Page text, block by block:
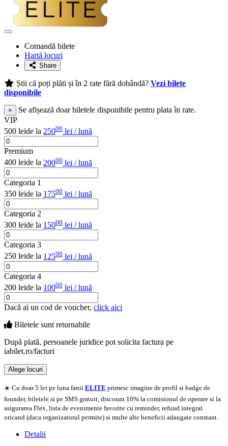
Adaugă
favoriteComandă bilete
Hartă locuri
Share
Știi că poți plăti și în 2 rate fără dobândă? Vezi bilete
disponibile
×
Se afișează doar biletele disponibile pentru plata în rate.
VIP
500 leide la 25000 lei / lună
Premium
400 leide la 20000 lei / lună
Categoria 1
350 leide la 17500 lei / lună
Categoria 2
300 leide la 15000 lei / lună
Categoria 3
250 leide la 12500 lei / lună
Categoria 4
200 leide la 10000 lei / lună
Dacă ai un cod de voucher, click aici
Biletele sunt returnabile
După plată, persoanele juridice pot solicita factura pe
iabilet.ro/facturi
Alege locuri
☀️ Cu doar 5 lei pe luna fanii ELITE primesc imagine de profil si badge de
founder, biletele si pe SMS gratuit, discount 10% la comisionul de operare si la
asigurarea Flex, lista de evenimente favorite cu reminder, refund integral
oricand (daca organizatorul permite) si multe alte beneficii adaugate constant.
Detalii